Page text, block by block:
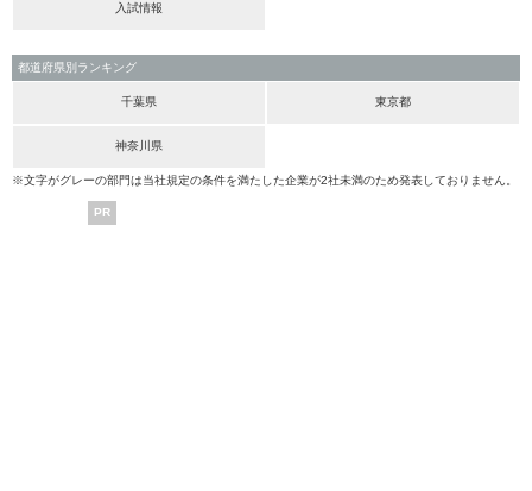
入試情報
都道府県別ランキング
千葉県 東京都
神奈川県
※文字がグレーの部門は当社規定の条件を満たした企業が2社未満のため発表しておりません。
PR